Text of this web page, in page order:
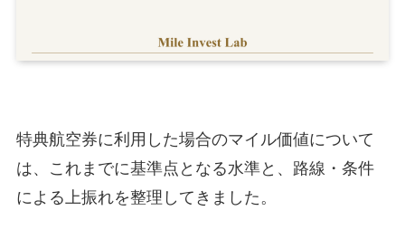
特典航空券に利用した場合のマイル価値について
は、これまでに基準点となる水準と、路線・条件
による上振れを整理してきました。